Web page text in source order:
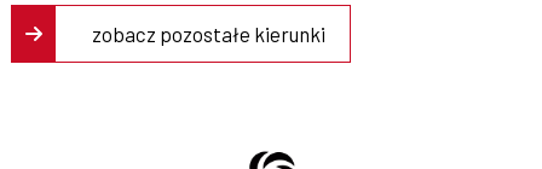
zobacz pozostałe kierunki